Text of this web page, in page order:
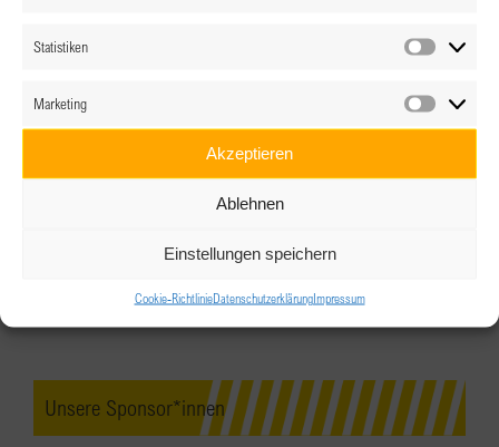
Statistiken
Marketing
Akzeptieren
Ablehnen
Einstellungen speichern
Cookie-RichtlinieDatenschutzerklärungImpressum
Unsere Sponsor*innen